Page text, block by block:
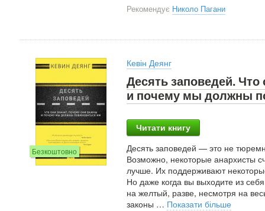
Рекомендує Николо Пагани
Безкоштовно
Кевін Деянг
Десять заповедей.
и почему мы должны
Читати книгу
Десять заповедей — это не
Возможно, некоторые анархисты
лучше. Их поддерживают
Но даже когда вы выходите из
на желтый, разве, несмотря на
законы … Показати більше